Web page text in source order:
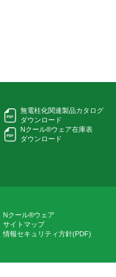
無電柱化関連製品カタログ
ダウンロード
Nクール®ウェア在庫表
ダウンロード
Nクール®ウェア
サイトマップ
情報セキュリティ方針(PDF)